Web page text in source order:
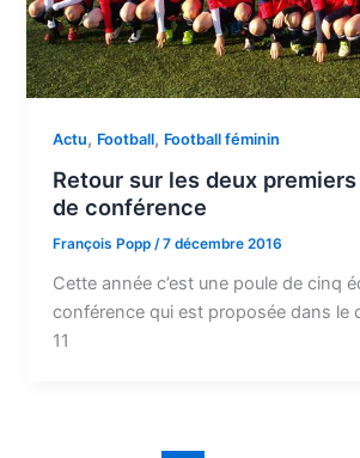
Actu, Football, Football féminin
Retour sur les deux
de conférence
François Popp/7 décembre 2016
Cette année c’est une poule de cinq
conférence qui est proposée dans le
11